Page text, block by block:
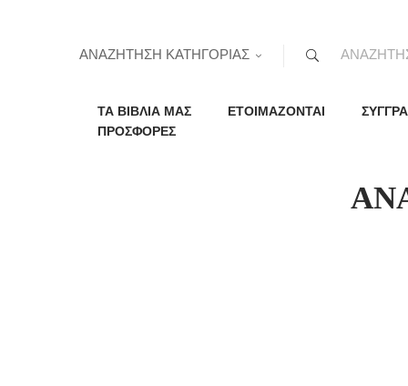
ΑΝΑΖΗΤΗΣΗ ΚΑΤΗΓΟΡΙΑΣ
ΤΑ ΒΙΒΛΙΑ ΜΑΣ ΕΤΟΙΜΑΖΟΝΤΑΙ
ΠΡΟΣΦΟΡΕΣ